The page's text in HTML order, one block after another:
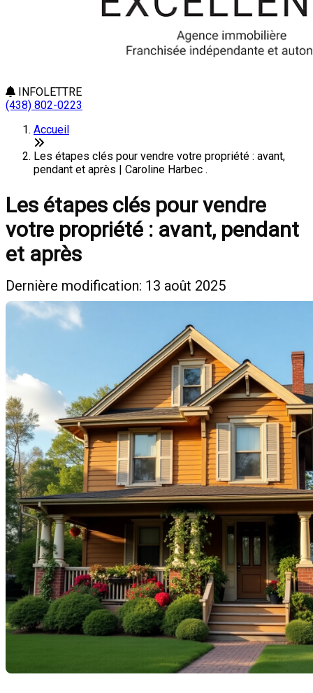
INFOLETTRE
(438) 802-0223
Accueil
Les étapes clés pour vendre votre propriété : avant,
pendant et après | Caroline Harbec .
Les étapes clés pour vendre
votre propriété : avant, pendant
et après
Dernière modification: 13 août 2025